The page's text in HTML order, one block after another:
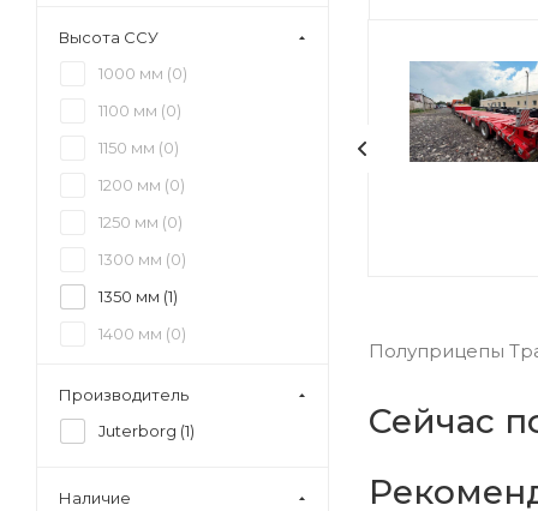
Полуприцепы
Сейчас
Высота ССУ
1000 мм (0)
1100 мм (0)
1150 мм (0)
1200 мм (0)
1250 мм (0)
1300 мм (0)
1350 мм (1)
1400 мм (0)
1500 мм (
0 )
Производитель
Juterborg (1)
Наличие